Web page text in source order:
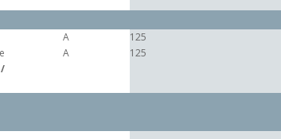
A
125
A
125